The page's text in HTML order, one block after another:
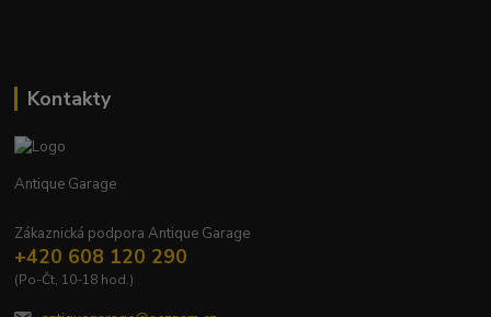
Kontakty
Antique Garage
Zákaznická podpora Antique Garage
+420 608 120 290
(Po-Čt, 10-18 hod.)